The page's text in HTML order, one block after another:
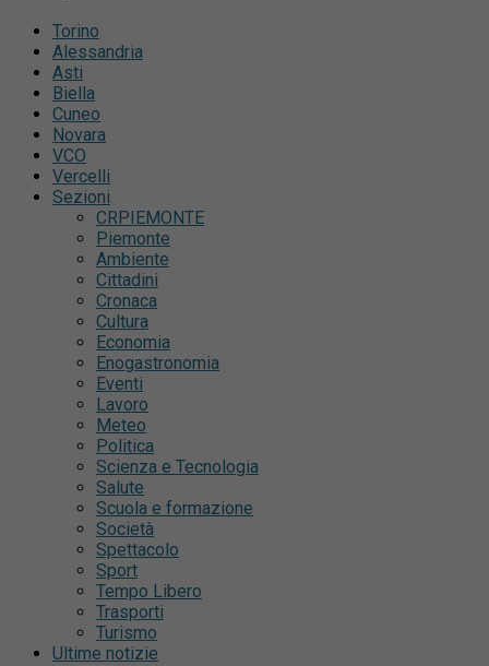
Torino
Alessandria
Asti
Biella
Cuneo
Novara
VCO
Vercelli
Sezioni
CRPIEMONTE
Piemonte
Ambiente
Cittadini
Cronaca
Cultura
Economia
Enogastronomia
Eventi
Lavoro
Meteo
Politica
Scienza e Tecnologia
Salute
Scuola e formazione
Società
Spettacolo
Sport
Tempo Libero
Trasporti
Turismo
Ultime notizie